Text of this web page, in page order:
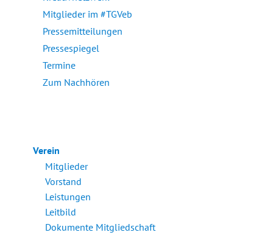
Mitglieder im #TGVeb
Pressemitteilungen
Pressespiegel
Termine
Zum Nachhören
Verein
Mitglieder
Vorstand
Leistungen
Leitbild
Dokumente Mitgliedschaft